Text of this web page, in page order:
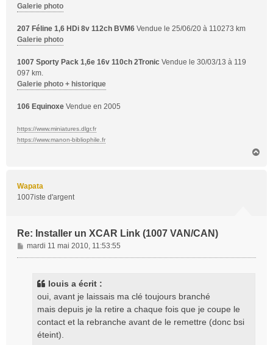
Galerie photo
207 Féline 1,6 HDi 8v 112ch BVM6 Vendue le 25/06/20 à 110273 km
Galerie photo
1007 Sporty Pack 1,6e 16v 110ch 2Tronic Vendue le 30/03/13 à 119
097 km.
Galerie photo + historique
106 Equinoxe Vendue en 2005
https://www.miniatures.dlgr.fr
https://www.manon-bibliophile.fr
Wapata
1007iste d'argent
Re: Installer un XCAR Link (1007 VAN/CAN)
M
e
mardi 11 mai 2010, 11:53:55
louis a écrit :
oui, avant je laissais ma clé toujours branché
mais depuis je la retire a chaque fois que je coupe le
contact et la rebranche avant de le remettre (donc bsi
éteint).